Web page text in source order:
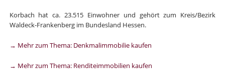
Korbach hat ca. 23.515 Einwohner und gehört zum Kreis/Bezirk
Waldeck-Frankenberg im Bundesland Hessen.
→ Mehr zum Thema: Denkmalimmobilie kaufen
→ Mehr zum Thema: Renditeimmobilien kaufen